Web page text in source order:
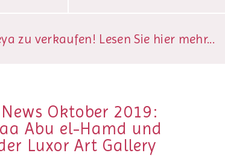
zu verkaufen! Lesen Sie hier mehr...
Oktober 2019:
Abu el-Hamd und
Luxor Art Gallery